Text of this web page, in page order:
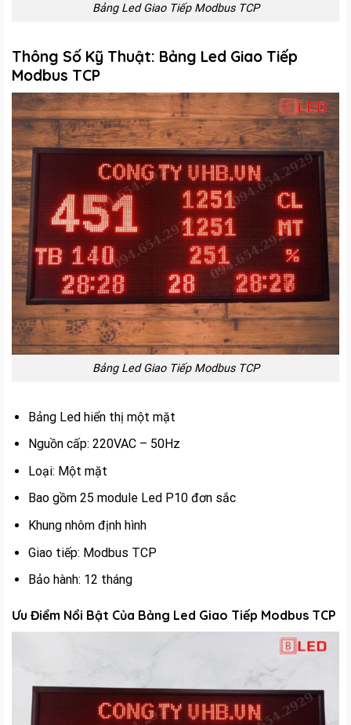
Bảng Led Giao Tiếp Modbus TCP
Thông Số Kỹ Thuật: Bảng Led Giao Tiếp
Modbus TCP
Bảng Led Giao Tiếp Modbus TCP
Bảng Led hiển thị một mặt
Nguồn cấp: 220VAC – 50Hz
Loại: Một mặt
Bao gồm 25 module Led P10 đơn sắc
Khung nhôm định hình
Giao tiếp: Modbus TCP
Bảo hành: 12 tháng
Ưu Điểm Nổi Bật Của Bảng Led Giao Tiếp Modbus TCP